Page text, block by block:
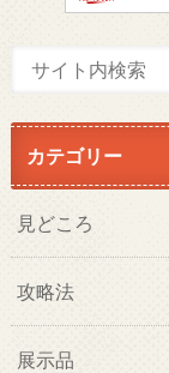
カテゴリー
見どころ
攻略法
展示品